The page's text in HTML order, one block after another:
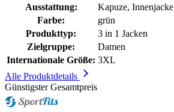
Ausstattung:
Kapuze, Innenjacke
Farbe:
grün
Produkttyp:
3 in 1 Jacken
Zielgruppe:
Damen
Internationale Größe: 3XL
Alle Produktdetails
Günstigster Gesamtpreis